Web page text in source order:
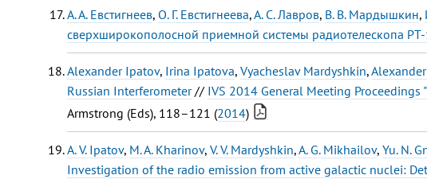
А. А. Евстигнеев, О. Г. Евстигнеева,А. С. Лавров, В. В. Мардышкин,
сверхширокополосной приемной системы радиотелескопа
Alexander Ipatov, Irina Ipatova, Vyacheslav Mardyshkin,
Russian Interferometer// IVS 2014 General Meeting Proceedings
Armstrong (Eds), 118–121 (2014)
A. V. Ipatov, M. A. Kharinov, V. V. Mardyshkin,A. G. Mikhailov, Yu. N.
Investigation of the radio emission from active galactic nuclei: